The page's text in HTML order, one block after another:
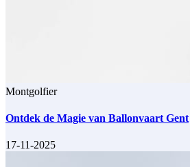
Montgolfier
Ontdek de Magie van Ballonvaart Gent
17-11-2025